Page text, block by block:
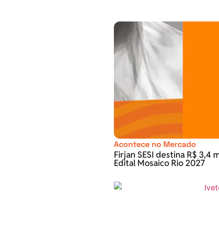
Acontece no Mercado
Firjan SESI destina R$ 3,4
Edital Mosaico Rio 2027